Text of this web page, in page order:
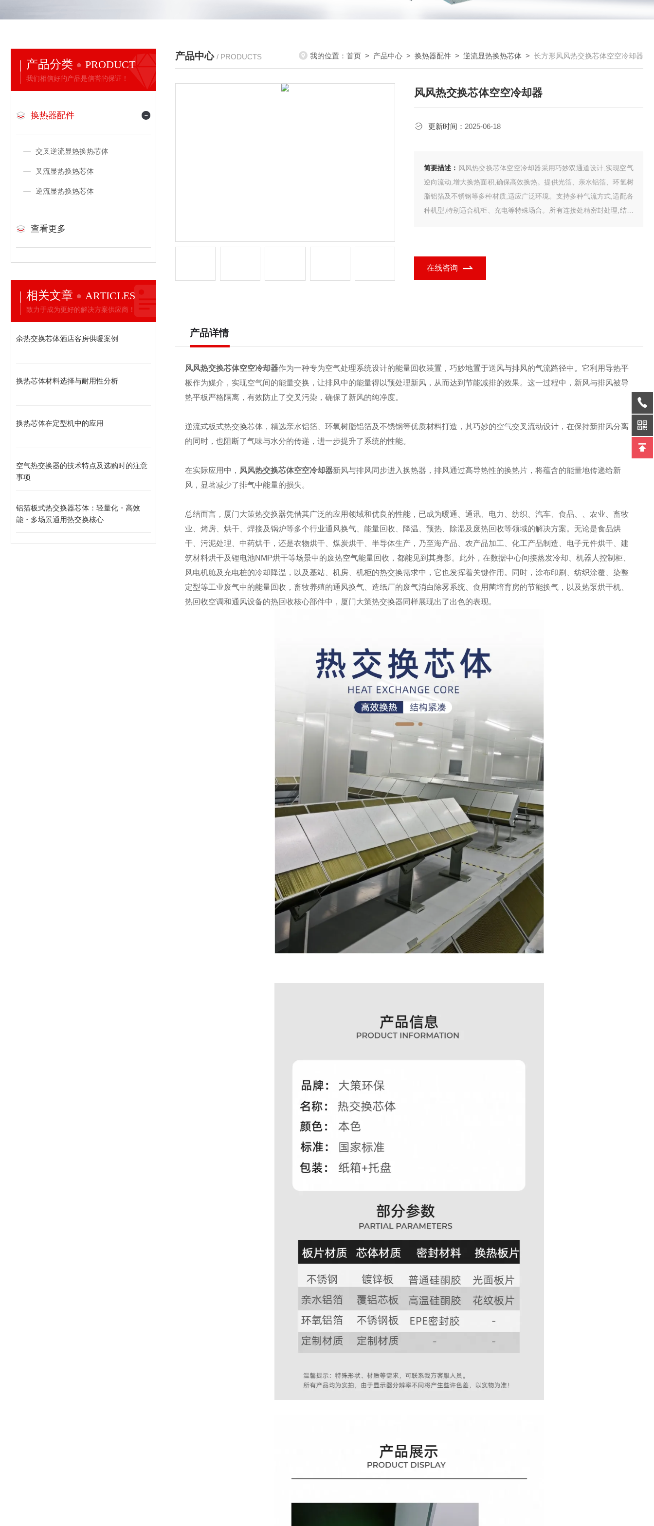
产品分类 PRODUCT
我们相信好的产品是信誉的保证！
换热器配件
交叉逆流显热换热芯体
叉流显热换热芯体
逆流显热换热芯体
查看更多
相关文章 ARTICLES
致力于成为更好的解决方案供应商！
余热交换芯体酒店客房供暖案例
换热芯体材料选择与耐用性分析
换热芯体在定型机中的应用
空气热交换器的技术特点及选购时的注意
事项
铝箔板式热交换器芯体：轻量化・高效
能・多场景通用热交换核心
产品中心 / PRODUCTS 我的位置： 首页 > 产品中心 > 换热器配件 > 逆流显热换热芯体 > 长方形风风热交换芯体空空冷却器
风风热交换芯体空空冷却器
更新时间： 2025-06-18
简要描述： 风风热交换芯体空空冷却器采用巧妙双通道设计,实现空气
逆向流动,增大换热面积,确保高效换热。提供光箔、亲水铝箔、环氢树
脂铝箔及不锈钢等多种材质,适应广泛环境。支持多种气流方式,适配各
种机型,特别适合机柜、充电等特殊场合。所有连接处精密封处理,结合
在线咨询
产品详情
风风热交换芯体空空冷却器作为一种专为空气处理系统设计的能量回收装置，巧妙地置于送风与排风的气流路径中。它利用导热平
板作为媒介，实现空气间的能量交换，让排风中的能量得以预处理新风，从而达到节能减排的效果。这一过程中，新风与排风被导
热平板严格隔离，有效防止了交叉污染，确保了新风的纯净度。
逆流式板式热交换芯体，精选亲水铝箔、环氧树脂铝箔及不锈钢等优质材料打造，其巧妙的空气交叉流动设计，在保持新排风分离
的同时，也阻断了气味与水分的传递，进一步提升了系统的性能。
在实际应用中， 风风热交换芯体空空冷却器新风与排风同步进入换热器，排风通过高导热性的换热片，将蕴含的能量地传递给新
风，显著减少了排气中能量的损失。
总结而言，厦门大策热交换器凭借其广泛的应用领域和优良的性能，已成为暖通、通讯、电力、纺织、汽车、食品、、农业、畜牧
业、烤房、烘干、焊接及锅炉等多个行业通风换气、能量回收、降温、预热、除湿及废热回收等领域的解决方案。无论是食品烘
干、污泥处理、中药烘干，还是衣物烘干、煤炭烘干、半导体生产，乃至海产品、农产品加工、化工产品制造、电子元件烘干、建
筑材料烘干及锂电池NMP烘干等场景中的废热空气能量回收，都能见到其身影。此外，在数据中心间接蒸发冷却、机器人控制柜、
风电机舱及充电桩的冷却降温，以及基站、机房、机柜的热交换需求中，它也发挥着关键作用。同时，涂布印刷、纺织涂覆、染整
定型等工业废气中的能量回收，畜牧养殖的通风换气、造纸厂的废气消白除雾系统、食用菌培育房的节能换气，以及热泵烘干机、
热回收空调和通风设备的热回收核心部件中，厦门大策热交换器同样展现出了出色的表现。